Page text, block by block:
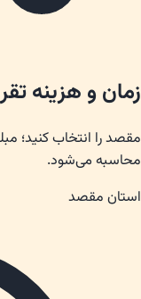
زمان و هزینه
مقصد را انتخاب کنید؛
محاسبه می‌شود.
استان مقصد